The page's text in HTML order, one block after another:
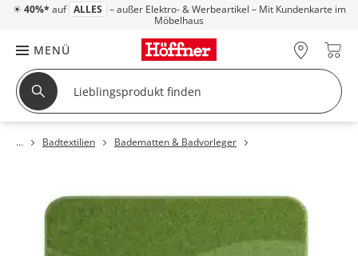
☀ 40%* auf ALLES – außer Elektro- & Werbeartikel – Mit Kundenkarte im
Möbelhaus
MENÜ
Badtextilien Badematten & Badvorleger